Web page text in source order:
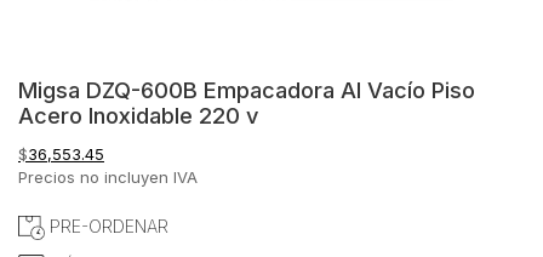
Migsa DZQ-600B Empacadora Al Vacío Piso
Acero Inoxidable 220 v
$36,553.45
Precios no incluyen IVA
PRE-ORDENAR